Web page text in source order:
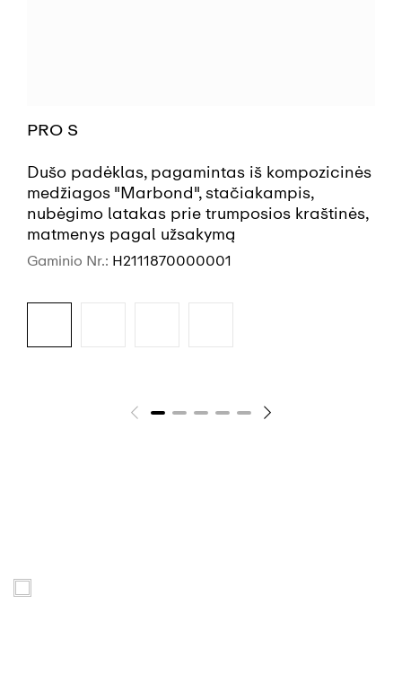
PRO S
Dušo padėklas, pagamintas iš kompozicinės
medžiagos "Marbond", stačiakampis,
nubėgimo latakas prie trumposios kraštinės,
matmenys pagal užsakymą
Gaminio Nr.: H2111870000001